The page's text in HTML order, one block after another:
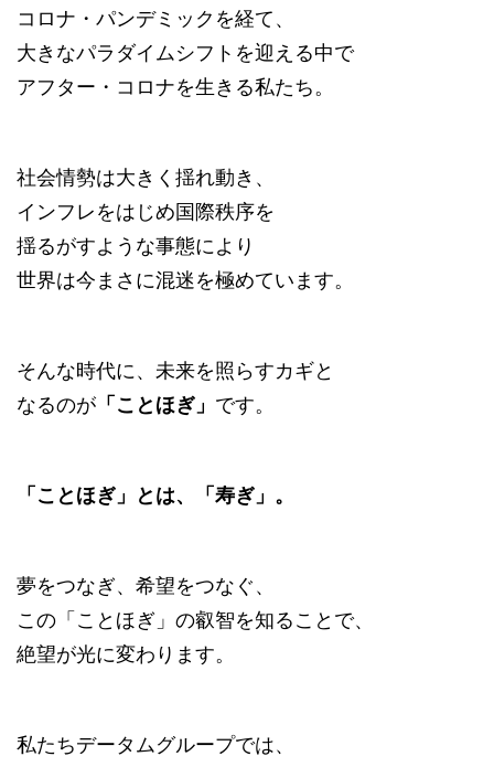
コロナ・パンデミックを経て、
大きなパラダイムシフトを迎える中で
アフター・コロナを生きる私たち。
社会情勢は大きく揺れ動き、
インフレをはじめ国際秩序を
揺るがすような事態により
世界は今まさに混迷を極めています。
そんな時代に、未来を照らすカギと
なるのが 「ことほぎ」 です。
「ことほぎ」とは、「寿ぎ」。
夢をつなぎ、希望をつなぐ、
この「ことほぎ」の叡智を知ることで、
絶望が光に変わります。
私たちデータムグループでは、